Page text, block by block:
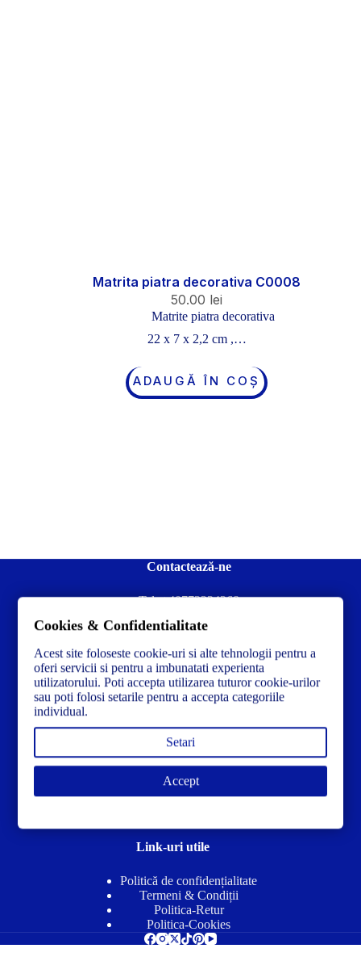
Matrita piatra decorativa C0008
50.00 lei
Matrite piatra decorativa
22 x 7 x 2,2 cm ,…
ADAUGĂ ÎN COȘ
Contactează-ne
Tel:+40772234268
Ai nevoie de ajutor sau ai întrebări?
Contacteză-ne la:✉️contact@concrete-forma.com
Str. Dacia Nr 12 Ineu, Arad 315300 Romania
Link-uri utile
Politică de confidențialitate
Termeni & Condiții
Politica-Retur
Politica-Cookies
Cookies & Confidentialitate
Acest site foloseste cookie-uri si alte tehnologii pentru a
oferi servicii si pentru a imbunatati experienta
utilizatorului. Poti accepta utilizarea tuturor cookie-urilor
sau poti folosi setarile pentru a accepta categoriile
individual.
Setari
Accept